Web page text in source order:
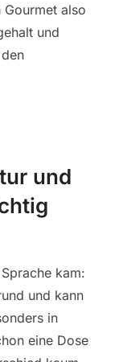
also
und
und
kam:
und kann
in
eine Dose